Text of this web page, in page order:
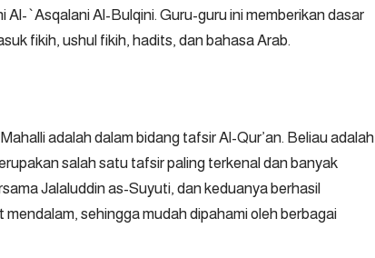
Al-`Asqalani Al-Bulqini. Guru-guru ini memberikan dasar
fikih, ushul fikih, hadits, dan bahasa Arab.
adalah dalam bidang tafsir Al-Qur’an. Beliau adalah
salah satu tafsir paling terkenal dan banyak
Jalaluddin as-Suyuti, dan keduanya berhasil
sehingga mudah dipahami oleh berbagai